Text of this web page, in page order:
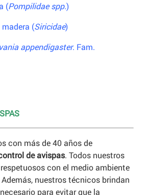
(Pompilidae spp.)
(Siricidae)
appendigaster. Fam.
con más de 40 años de
de avispas. Todos nuestros
con el medio ambiente
nuestros técnicos brindan
para evitar que la